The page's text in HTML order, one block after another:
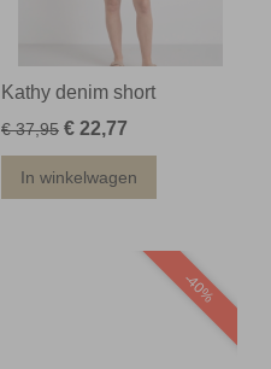
Kathy denim short
€ 37,95 € 22,77
In winkelwagen
-40%